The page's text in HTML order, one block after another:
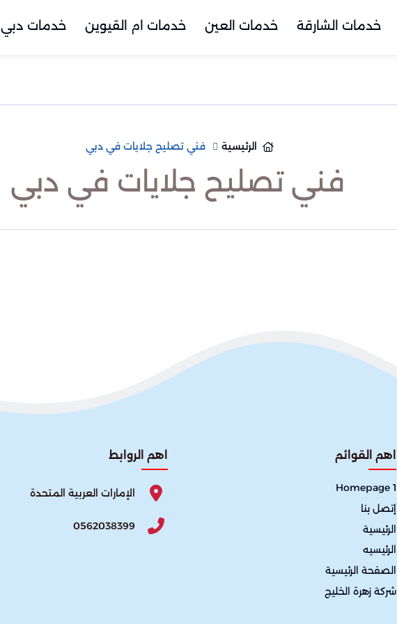
خدمات الشارقة خدمات العين خدمات ام القيوين خدمات دبي
الرئيسية فني تصليح جلايات في دبي
فني تصليح جلايات في دبي
اهم القوائم
Homepage 1
إتصل بنا
الرئيسية
الرئيسيه
الصفحة الرئيسية
شركة زهرة الخليج
اهم الروابط
الإمارات العربية المتحدة
0562038399